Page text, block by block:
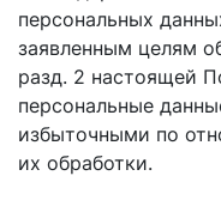
персональных
заявленным целям
разд. 2 настоящей
персональные
избыточными по
их обработки.